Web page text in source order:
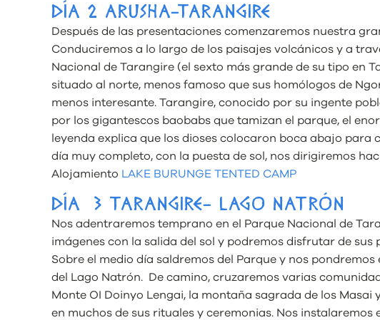
DÍA 2 ARUSHA-TARANGIRE
Después de las presentaciones comenzaremos nuestra
Conduciremos a lo largo de los paisajes volcánicos y a
Nacional de Tarangire (el sexto más grande de su tipo en
situado al norte, menos famoso que sus homólogos de
menos interesante. Tarangire, conocido por su ingente
por los gigantescos baobabs que tamizan el parque, el
leyenda explica que los dioses colocaron boca abajo para
día muy completo, con la puesta de sol, nos dirigiremos
Alojamiento LAKE BURUNGE TENTED CAMP
DÍA 3 TARANGIRE- LAGO NATRÓN
Nos adentraremos temprano en el Parque Nacional de
imágenes con la salida del sol y podremos disfrutar de sus
Sobre el medio día saldremos del Parque y nos
del Lago Natrón. De camino, cruzaremos varias
Monte OI Doinyo Lengai, la montaña sagrada de los
en muchos de sus rituales y ceremonias. Nos